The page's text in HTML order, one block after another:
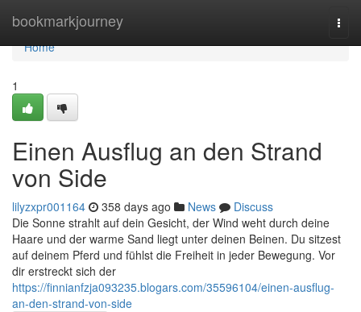
bookmarkjourney
Home
Home
1
Einen Ausflug an den Strand
von Side
lilyzxpr001164 358 days ago News
Discuss
Die Sonne strahlt auf dein Gesicht, der Wind weht durch deine
Haare und der warme Sand liegt unter deinen Beinen. Du sitzest
auf deinem Pferd und fühlst die Freiheit in jeder Bewegung. Vor
dir erstreckt sich der
https://finnianfzja093235.blogars.com/35596104/einen-ausflug-
an-den-strand-von-side